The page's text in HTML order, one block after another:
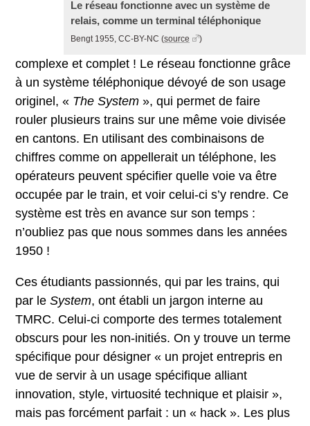
Le réseau fonctionne avec un système de
relais, comme un terminal téléphonique
Bengt 1955, CC-BY-NC (source )
complexe et complet ! Le réseau fonctionne grâce
à un système téléphonique dévoyé de son usage
originel, « The System », qui permet de faire
rouler plusieurs trains sur une même voie divisée
en cantons. En utilisant des combinaisons de
chiffres comme on appellerait un téléphone, les
opérateurs peuvent spécifier quelle voie va être
occupée par le train, et voir celui-ci s’y rendre. Ce
système est très en avance sur son temps :
n’oubliez pas que nous sommes dans les années
1950 !
Ces étudiants passionnés, qui par les trains, qui
par le System, ont établi un jargon interne au
TMRC. Celui-ci comporte des termes totalement
obscurs pour les non-initiés. On y trouve un terme
spécifique pour désigner « un projet entrepris en
vue de servir à un usage spécifique alliant
innovation, style, virtuosité technique et plaisir »,
mais pas forcément parfait : un « hack ». Les plus